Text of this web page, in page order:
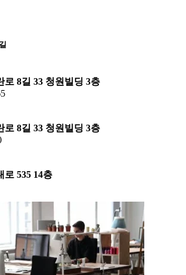
로 8길 33 청원빌딩 3층
로 8길 33 청원빌딩 3층
로 535 14층